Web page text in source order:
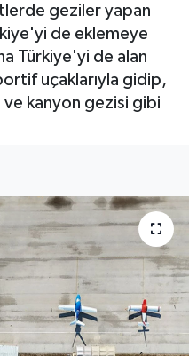
geziler yapan
de eklemeye
Türkiye'yi de alan
uçaklarıyla gidip,
ve kanyon gezisi gibi